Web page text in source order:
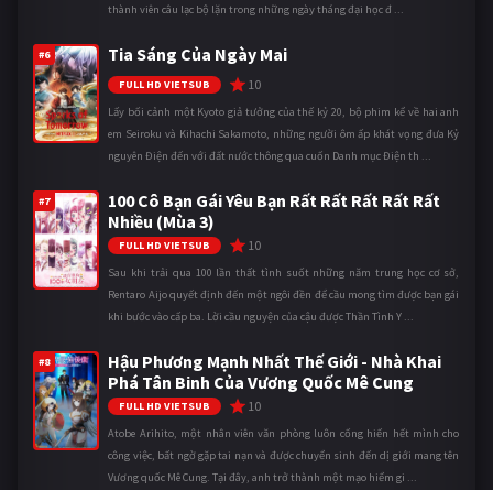
thành viên câu lạc bộ lặn trong những ngày tháng đại học đ ...
#6 Tia Sáng Của Ngày Mai
FULL HD VIETSUB 10
Lấy bối cảnh một Kyoto giả tưởng của thế kỷ 20, bộ phim kể về hai anh
em Seiroku và Kihachi Sakamoto, những người ôm ấp khát vọng đưa Kỷ
nguyên Điện đến với đất nước thông qua cuốn Danh mục Điện th ...
#7
100 Cô Bạn Gái Yêu Bạn Rất Rất Rất Rất Rất
Nhiều (Mùa 3)
FULL HD VIETSUB 10
Sau khi trải qua 100 lần thất tình suốt những năm trung học cơ sở,
Rentaro Aijo quyết định đến một ngôi đền để cầu mong tìm được bạn gái
khi bước vào cấp ba. Lời cầu nguyện của cậu được Thần Tình Y ...
#8
Hậu Phương Mạnh Nhất Thế Giới - Nhà Khai
Phá Tân Binh Của Vương Quốc Mê Cung
FULL HD VIETSUB 10
Atobe Arihito, một nhân viên văn phòng luôn cống hiến hết mình cho
công việc, bất ngờ gặp tai nạn và được chuyển sinh đến dị giới mang tên
Vương quốc Mê Cung. Tại đây, anh trở thành một mạo hiểm gi ...